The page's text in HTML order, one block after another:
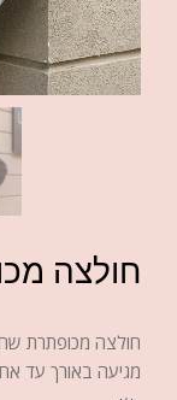
חולצה
חולצה מכופתרת
מגיעה באורך עד